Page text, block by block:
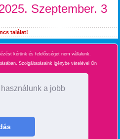
a jobb
Szeptember. 3
találat!
kérünk és felelősséget nem vállalunk.
Szolgáltatásaink igénybe vételével Ön